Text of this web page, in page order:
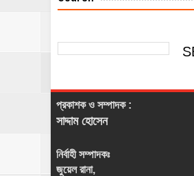
প্রকাশক ও সম্পাদক :
সাদ্দাম হোসেন
নির্বাহী সম্পাদকঃ
জুয়েল রানা,